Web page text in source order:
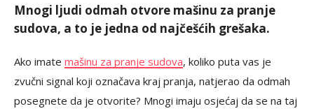
Mnogi ljudi odmah otvore mašinu za pranje
sudova, a to je jedna od najčešćih grešaka.
Ako imate mašinu za pranje sudova, koliko puta vas je
zvučni signal koji označava kraj pranja, natjerao da odmah
posegnete da je otvorite? Mnogi imaju osjećaj da se na taj